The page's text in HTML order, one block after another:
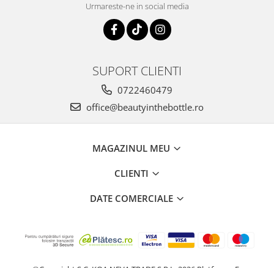
Urmareste-ne in social media
SUPORT CLIENTI
0722460479
office@beautyinthebottle.ro
MAGAZINUL MEU
CLIENTI
DATE COMERCIALE